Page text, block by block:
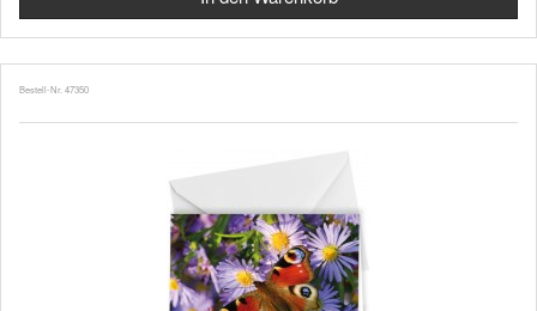
Bestell-Nr. 47350